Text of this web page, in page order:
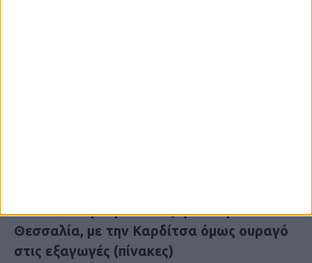
Θετικό το εμπορικό ισοζύγιο στη
Θεσσαλία, με την Καρδίτσα όμως ουραγό
στις εξαγωγές (πίνακες)